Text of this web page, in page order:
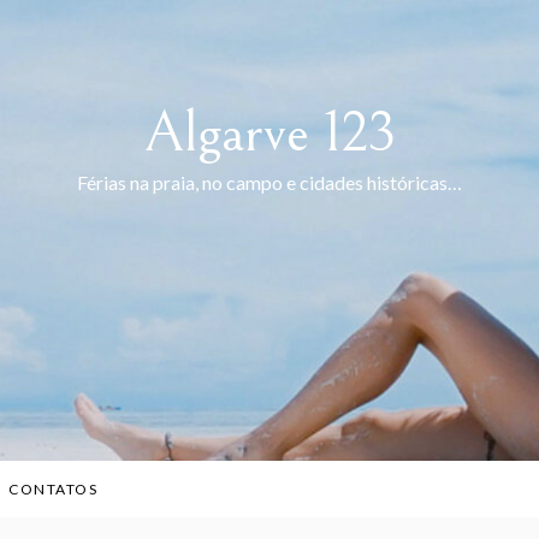
Algarve 123
Férias na praia, no campo e cidades históricas…
CONTATOS